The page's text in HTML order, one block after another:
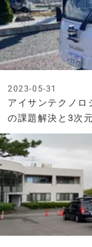
アイサンテクノロ
の課題解決と3次
2023-05-31